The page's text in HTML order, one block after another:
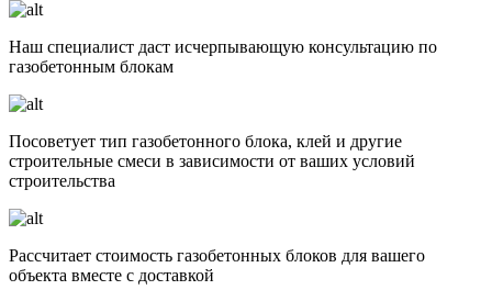
Наш специалист даст исчерпывающую консультацию по
газобетонным блокам
Посоветует тип газобетонного блока, клей и другие
строительные смеси в зависимости от ваших условий
строительства
Рассчитает стоимость газобетонных блоков для вашего
объекта вместе с доставкой